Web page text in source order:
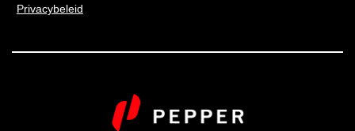
Privacybeleid